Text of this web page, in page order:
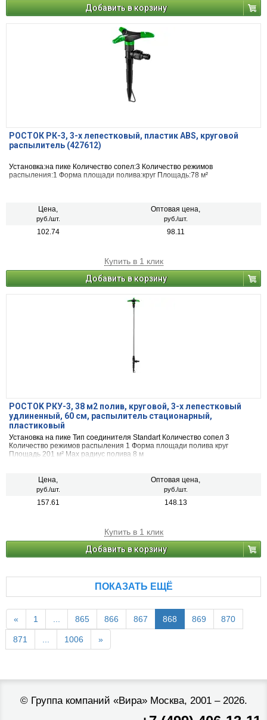
Добавить в корзину
РОСТОК РК-3, 3-х лепестковый, пластик ABS, круговой
распылитель (427612)
Установка:на пике Количество сопел:3 Количество режимов
распыления:1 Форма площади полива:круг Площадь:78 м²
Цена,
руб./шт.
Оптовая цена,
руб./шт.
102.74 98.11
Купить в 1 клик
Добавить в корзину
POCTOK РКУ-3, 38 м2 полив, круговой, 3-х лепестковый
удлиненный, 60 см, распылитель стационарный,
пластиковый
Установка на пике Тип соединителя Standart Количество сопел 3
Количество режимов распыления 1 Форма площади полива круг
Площадь 201 м² Max радиус полива 8 м
Цена,
руб./шт.
Оптовая цена,
руб./шт.
157.61 148.13
Купить в 1 клик
Добавить в корзину
ПОКАЗАТЬ ЕЩЁ
« 1 ... 865 866 867 868 869 870
871 ... 1006 »
© Группа компаний «Вира»Москва, 2001 – 2026.